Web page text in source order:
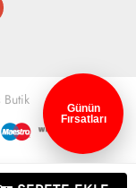
Günün
Fırsatları